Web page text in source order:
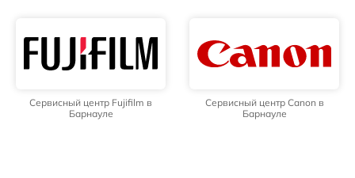
Сервисный центр Fujifilm в
Барнауле
Сервисный центр Canon в
Барнауле